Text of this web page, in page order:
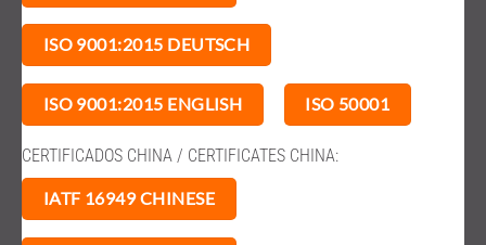
ISO 9001:2015 DEUTSCH
ISO 9001:2015 ENGLISH ISO 50001
CERTIFICADOS CHINA / CERTIFICATES CHINA:
IATF 16949 CHINESE